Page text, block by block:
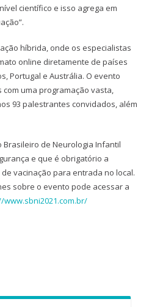
científico e isso agrega em
híbrida, onde os especialistas
online diretamente de países
Portugal e Austrália. O evento
uma programação vasta,
93 palestrantes convidados, além
de Neurologia Infantil
e que é obrigatório a
vacinação para entrada no local.
sobre o evento pode acessar a
www.sbni2021.com.br/